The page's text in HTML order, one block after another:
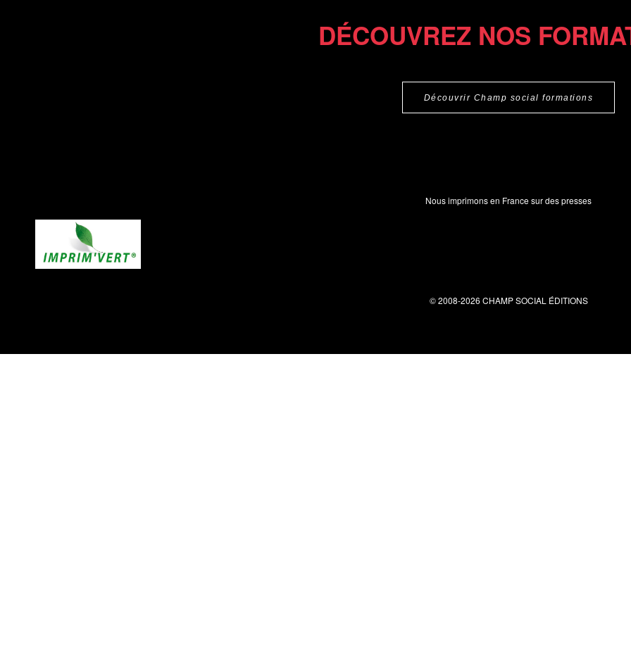
DÉCOUVREZ NOS
Découvrir Champ social formations
Nous imprimons en France sur des presses
© 2008-2026 CHAMP SOCIAL ÉDITIONS